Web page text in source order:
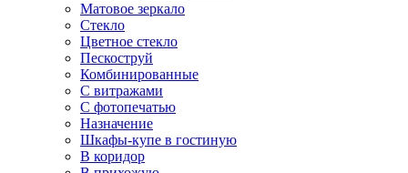
Матовое зеркало
Стекло
Цветное стекло
Пескоструй
Комбинированные
С витражами
С фотопечатью
Назначение
Шкафы-купе в гостиную
В коридор